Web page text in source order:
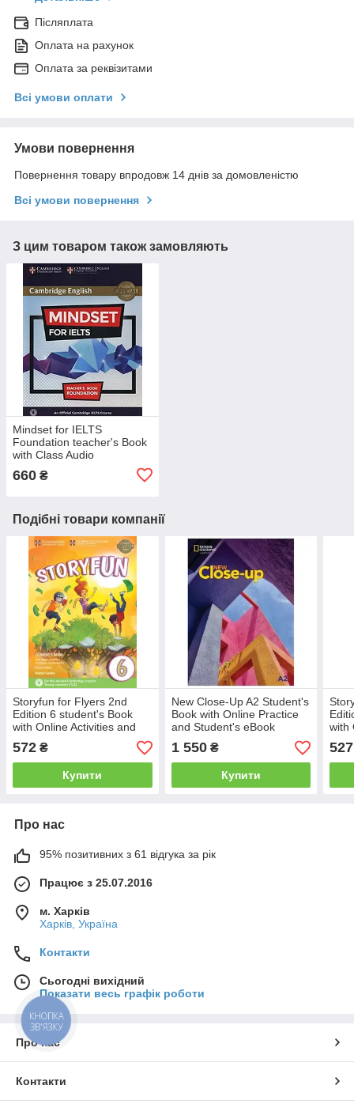
Післяплата
Оплата на рахунок
Оплата за реквізитами
Всі умови оплати
Умови повернення
Повернення товару впродовж 14 днів за домовленістю
Всі умови повернення
З цим товаром також замовляють
Mindset for IELTS
Foundation teacher's Book
with Class Audio
660 ₴
Подібні товари компанії
Storyfun for Flyers 2nd
Edition 6 student's Book
with Online Activities and
Home Fun Booklet
572 ₴
Купити
New Close-Up A2 Student's
Book with Online Practice
and Student's eBook
1 550₴
Купити
with
527
Про нас
95% позитивних з 61 відгука за рік
Працює з 25.07.2016
м. Харків
Харків, Україна
Контакти
Сьогодні вихідний
Показати весь графік роботи
Про нас
Контакти
КНОПКА
ЗВ'ЯЗКУ